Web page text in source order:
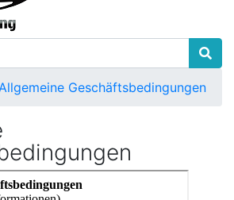
Allgemeine Geschäftsbedingungen